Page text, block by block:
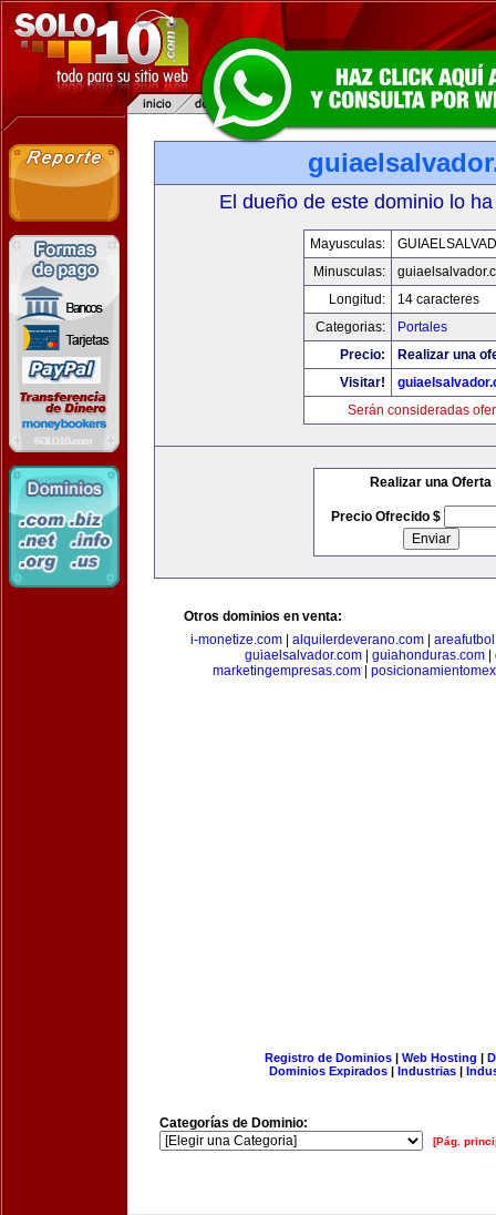
El dueño de este dominio lo
Mayusculas:
Minusculas:
Longitud:
14 caracteres
Categorias:
Portales
Precio:
Realizar una
Visitar!
Serán consideradas
Realizar una Oferta
Precio Ofrecido $
Otros dominios en venta:
i-monetize.com
alquilerdeverano.com
guiaelsalvador.com| guiahonduras.com|
marketingempresas.com
Registro de Dominios| Web Hosting |
Dominios Expirados | Industrias |
Categorías de Dominio:
[Pág.